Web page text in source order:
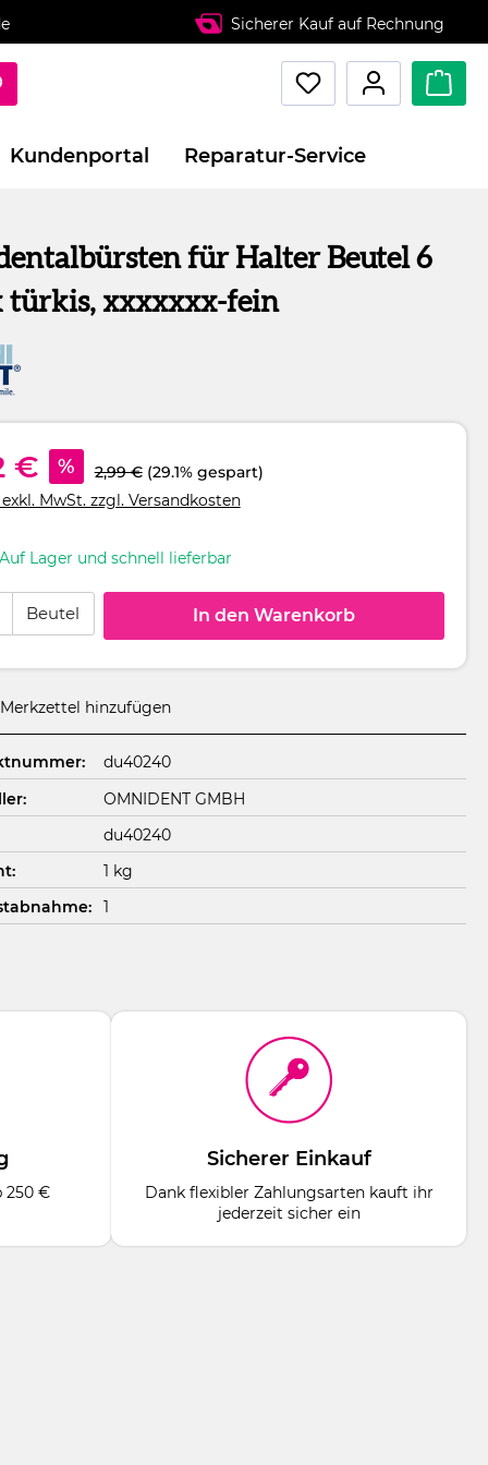
Sicherer Kauf auf Rechnung
Kundenportal Reparatur-Service
für Halter Beutel 6
türkis, xxxxxxx-fein
€ % 2,99 € (29.1% gespart)
MwSt. zzgl. Versandkosten
Auf Lager und schnell lieferbar
Beutel In den Warenkorb
hinzufügen
du40240
OMNIDENT GMBH
du40240
1 kg
1
250 €
Sicherer Einkauf
Dank flexibler Zahlungsarten kauft ihr
jederzeit sicher ein